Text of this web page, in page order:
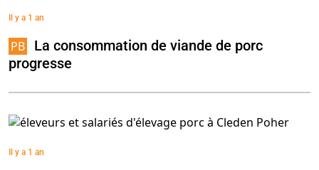
Il y a 1 an
La consommation de viande de porc
progresse
Il y a 1 an